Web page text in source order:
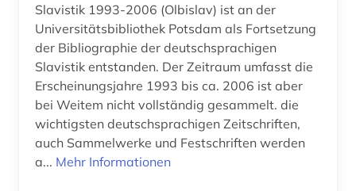
Slavistik 1993-2006 (Olbislav) ist an der
Universitätsbibliothek Potsdam als Fortsetzung
der Bibliographie der deutschsprachigen
Slavistik entstanden. Der Zeitraum umfasst die
Erscheinungsjahre 1993 bis ca. 2006 ist aber
bei Weitem nicht vollständig gesammelt. die
wichtigsten deutschsprachigen Zeitschriften,
auch Sammelwerke und Festschriften werden
a... Mehr Informationen